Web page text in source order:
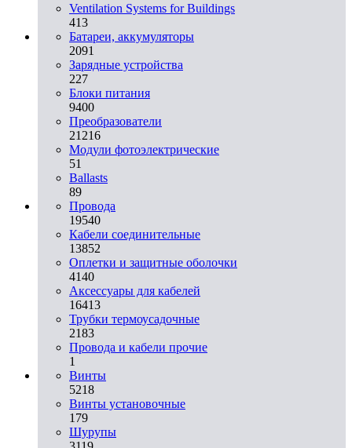
Ventilation Systems for Buildings
413
Батареи, аккумуляторы
2091
Зарядные устройства
227
Блоки питания
9400
Преобразователи
21216
Модули фотоэлектрические
51
Ballasts
89
Провода
19540
Кабели соединительные
13852
Оплетки и защитные оболочки
4140
Аксессуары для кабелей
16413
Трубки термоусадочные
2183
Провода и кабели прочие
1
Винты
5218
Винты установочные
179
Шурупы